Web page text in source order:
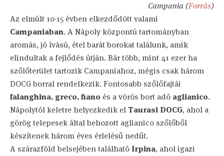
Campania (Forrás)
Az elmúlt 10-15 évben elkezdődött valami
Campaniaban. A Nápoly központú tartományban
aromás, jó ívású, étel barát borokat találunk, amik
elindultak a fejlődés útján. Bár több, mint 41 ezer ha
szőlőterület tartozik Campaniahoz, mégis csak három
DOCG borral rendelkezik. Fontosabb szőlőfajtái
falanghina, greco, fiano és a vörös bort adó aglianico.
Nápolytól keletre helyezkedik elTaurasi DOCG, ahol a
görög telepesek által behozott aglianico szőlőből
készítenek három éves érlelésű nedűt.
A szárazföld belsejében található Irpina, ahol igazi